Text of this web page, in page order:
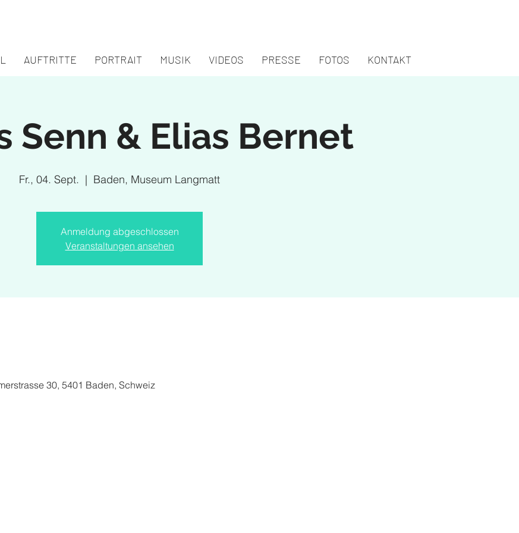
AUFTRITTE PORTRAIT MUSIK VIDEOS PRESSE FOTOS KONTAKT
Senn & Elias Bernet
Fr., 04. Sept.
  |
Baden, Museum Langmatt
Anmeldung abgeschlossen
Veranstaltungen ansehen
30, 5401 Baden, Schweiz